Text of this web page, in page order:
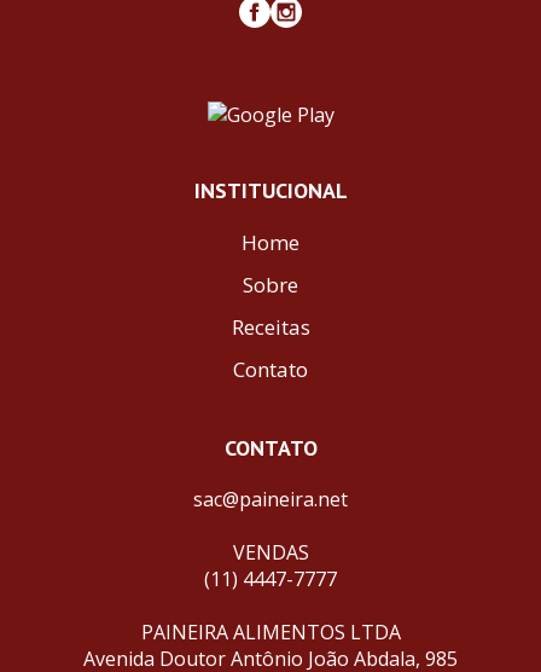
INSTITUCIONAL
Home
Sobre
Receitas
Contato
CONTATO
sac@paineira.net
VENDAS
(11) 4447-7777
PAINEIRA ALIMENTOS LTDA
Avenida Doutor Antônio João Abdala, 985